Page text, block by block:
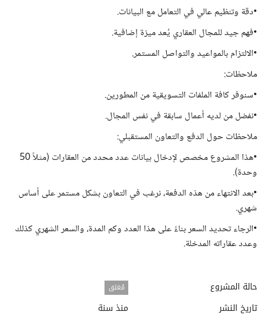
•دقة وتنظيم عالي في التعامل مع البيانات.
•فهم جيد للمجال العقاري يُعد ميزة إضافية.
•الالتزام بالمواعيد والتواصل المستمر.
ملاحظات:
•سنوفر كافة الملفات التسويقية من المطورين.
•نفضل من لديه أعمال سابقة في نفس المجال.
ملاحظات حول الدفع والتعاون المستقبلي:
•هذا المشروع مخصص لإدخال بيانات عدد محدد من العقارات (مثلاً 50
وحدة).
•بعد الانتهاء من هذه الدفعة، نرغب في التعاون بشكل مستمر على أساس
شهري.
•الرجاء تحديد السعر بناءً على هذا العدد وكم المدة، والسعر الشهري كذلك
وعدد عقاراته المدخلة.
حالة المشروع مُغلق
تاريخ النشر
منذ سنة